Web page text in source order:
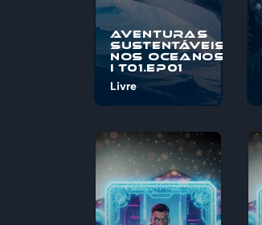
Aventuras
Sustentáveis
nos Oceanos
I T01.EP01
Livre
Bem-vindo à
Sustentáveis nos
Oceanos", uma
jornada épica
pelos mistérios e
maravi...